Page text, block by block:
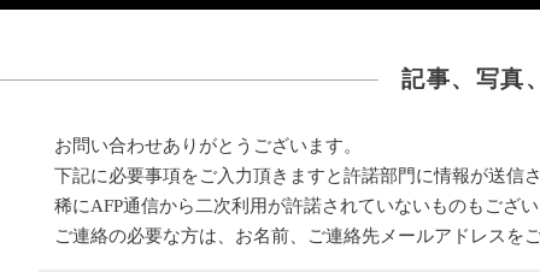
記事、写真
お問い合わせありがとうございます。
下記に必要事項をご入力頂きますと許諾部門に情報が送信
稀にAFP通信から二次利用が許諾されていないものもござ
ご連絡の必要な方は、お名前、ご連絡先メールアドレスを